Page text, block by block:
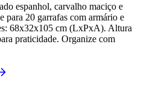
espanhol, carvalho maciço e
para 20 garrafas com armário e
68x32x105 cm (LxPxA). Altura
praticidade. Organize com